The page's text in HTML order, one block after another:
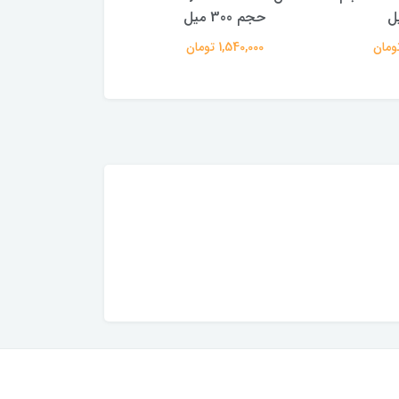
حجم 300 میل
1,540,000 تومان